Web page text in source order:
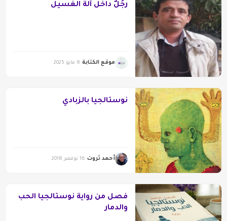
رجُلٌ داخل آلة الغسيل
موقع الكتابة 8 مايو 2025
نوستالجيا بالزبادي
أحمد ثروت 16 نوفمبر 2018
فصل من رواية نوستالجيا الحب
والدمار